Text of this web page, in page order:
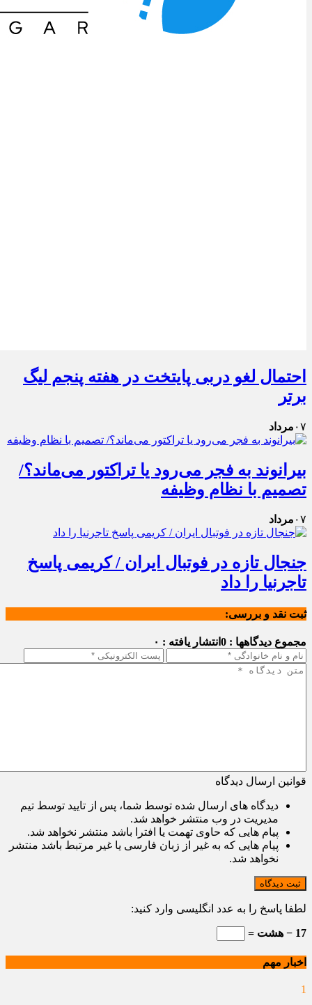
احتمال لغو دربی پایتخت در هفته پنجم لیگ
برتر
۰۷ مرداد
بیرانوند به فجر می‌رود یا تراکتور می‌ماند؟/
تصمیم با نظام وظیفه
۰۷ مرداد
جنجال تازه در فوتبال ایران / کریمی پاسخ
تاجرنیا را داد
ثبت نقد و بررسی:
مجموع دیدگاهها : 0 انتشار یافته : ۰
قوانین ارسال دیدگاه
دیدگاه های ارسال شده توسط شما، پس از تایید توسط تیم
مدیریت در وب منتشر خواهد شد.
پیام هایی که حاوی تهمت یا افترا باشد منتشر نخواهد شد.
پیام هایی که به غیر از زبان فارسی یا غیر مرتبط باشد منتشر
نخواهد شد.
ثبت دیدگاه
لطفا پاسخ را به عدد انگلیسی وارد کنید:
17 − هشت =
اخبار مهم
1